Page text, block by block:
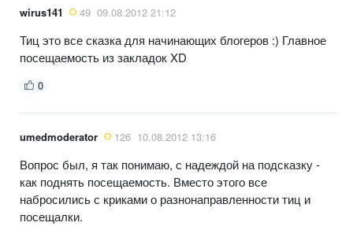
wirus141 49 09.08.2012 21:12
Тиц это все сказка для начинающих блогеров :) Главное
посещаемость из закладок XD
0
umedmoderator 126 10.08.2012 13:16
Вопрос был, я так понимаю, с надеждой на подсказку -
как поднять посещаемость. Вместо этого все
набросились с криками о разнонаправленности тиц и
посещалки.